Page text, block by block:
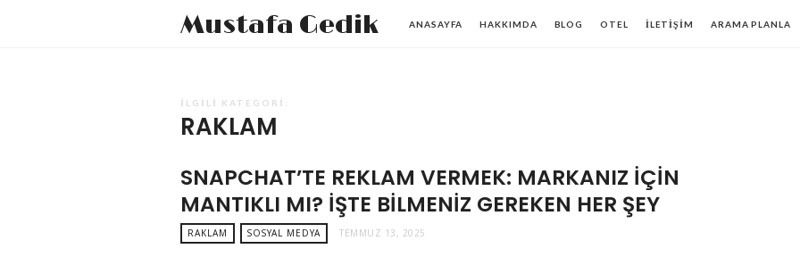
Mustafa Gedik ANASAYFA HAKKIMDA BLOG OTEL İLETIŞIM ARAMA PLANLA
İLGILI KATEGORI:
RAKLAM
SNAPCHAT’TE REKLAM VERMEK: MARKANIZ İÇIN
MANTIKLI MI? İŞTE BILMENIZ GEREKEN HER ŞEY
RAKLAM SOSYAL MEDYA TEMMUZ 13, 2025